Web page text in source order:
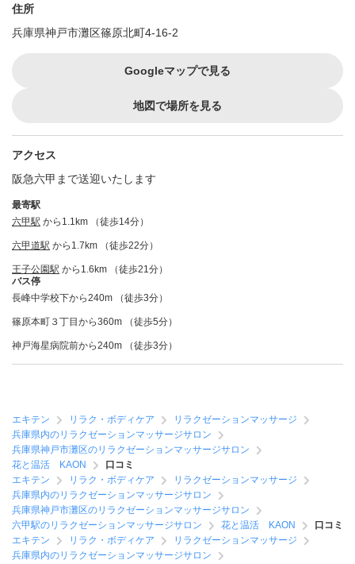
住所
兵庫県神戸市灘区篠原北町4-16-2
Googleマップで見る
地図で場所を見る
アクセス
阪急六甲まで送迎いたします
最寄駅
六甲駅 から1.1km （徒歩14分）
六甲道駅 から1.7km （徒歩22分）
王子公園駅 から1.6km （徒歩21分）
バス停
長峰中学校下から240m （徒歩3分）
篠原本町３丁目から360m （徒歩5分）
神戸海星病院前から240m （徒歩3分）
エキテン リラク・ボディケア
リラクゼーションマッサージ
兵庫県内のリラクゼーションマッサージサロン
兵庫県神戸市灘区のリラクゼーションマッサージサロン
花と温活 KAON
口コミ
エキテン
リラク・ボディケア
リラクゼーションマッサージ
兵庫県内のリラクゼーションマッサージサロン
兵庫県神戸市灘区のリラクゼーションマッサージサロン
六甲駅のリラクゼーションマッサージサロン
花と温活 KAON
口コミ
エキテン
リラク・ボディケア
リラクゼーションマッサージ
兵庫県内のリラクゼーションマッサージサロン